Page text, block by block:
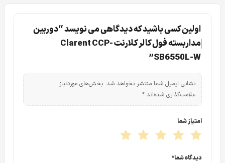
طراحی منحصر به فرد دوربین مدار بسته فول کالر
کلارنت Clarent CCP-SB6550L-W
اولین کسی باشید که دیدگاهی می نویسد “دوربین
مداربسته فول کالر کلارنت Clarent CCP-
SB6550L-W”
نشانی ایمیل شما منتشر نخواهد شد. بخش‌های موردنیاز
علامت‌گذاری شده‌اند *
امتیاز شما
دیدگاه شما*